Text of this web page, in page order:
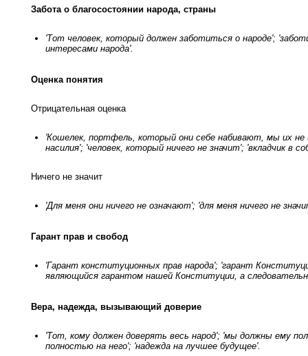
Забота о благосостоянии народа, страны
'Тот человек, который должен заботиться о народе';
интересами народа'.
Оценка понятия
Отрицательная оценка
'Кошелек, портфель, который они себе набивают, мы их
насилия'; 'человек, который ничего не значит'; 'вкладчик в
Ничего не значит
'Для меня они ничего не означают'; 'для меня ничего не
Гарант прав и свобод
'Гарант конституционных прав народа'; 'гарант
являющийся гарантом нашей Конституции, а
Вера, надежда, вызывающий доверие
'Тот, кому должен доверять весь народ'; 'мы должны ему
полностью на него'; 'надежда на лучшее будущее'.